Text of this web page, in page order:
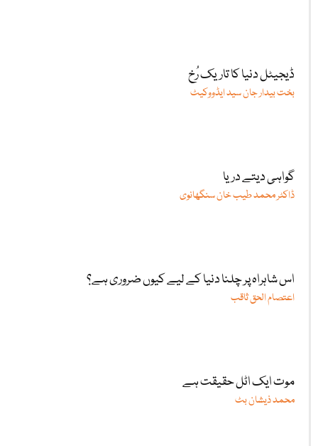
ڈیجیٹل دنیا کا تاریک رُخ
بخت بیدار جان سید ایڈووکیٹ
گواہی دیتے دریا
ڈاکٹر محمد طیب خان سنگھانوی
اس شاہراہ پر چلنا دنیا کے لیے کیوں ضروری ہے؟
اعتصام الحق ثاقب
موت ایک اٹل حقیقت ہے
محمد ذیشان بٹ